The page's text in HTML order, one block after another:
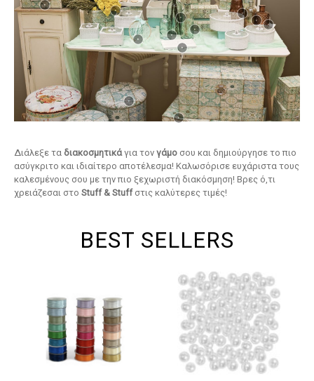
Διάλεξε τα διακοσμητικάγια τον γάμο σου και δημιούργησε το πιο
ασύγκριτο και ιδιαίτερο αποτέλεσμα! Καλωσόρισε ευχάριστα τους
καλεσμένους σου με την πιο ξεχωριστή διακόσμηση! Βρες ό,τι
χρειάζεσαι στο Stuff & Stuffστις καλύτερες τιμές!
BEST SELLERS